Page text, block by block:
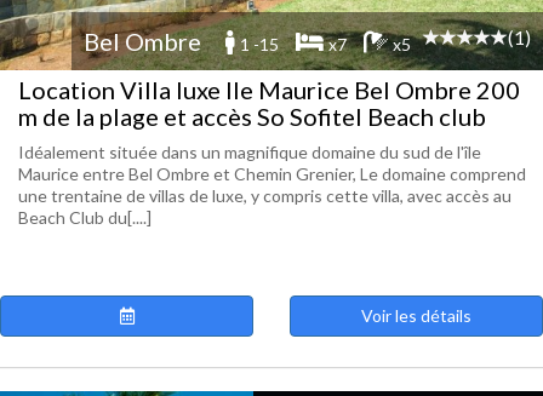
Bel Ombre 1 -15 x7 x5 (1)
Location Villa luxe Ile Maurice Bel Ombre 200
m de la plage et accès So Sofitel Beach club
Idéalement située dans un magnifique domaine du sud de l'île
Maurice entre Bel Ombre et Chemin Grenier, Le domaine comprend
une trentaine de villas de luxe, y compris cette villa, avec accès au
Beach Club du[....]
Voir les détails